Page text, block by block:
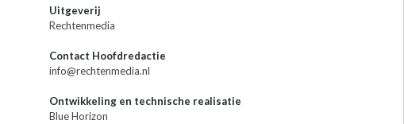
Uitgeverij
Rechtenmedia
Contact Hoofdredactie
info@rechtenmedia.nl
Ontwikkeling en technische realisatie
Blue Horizon